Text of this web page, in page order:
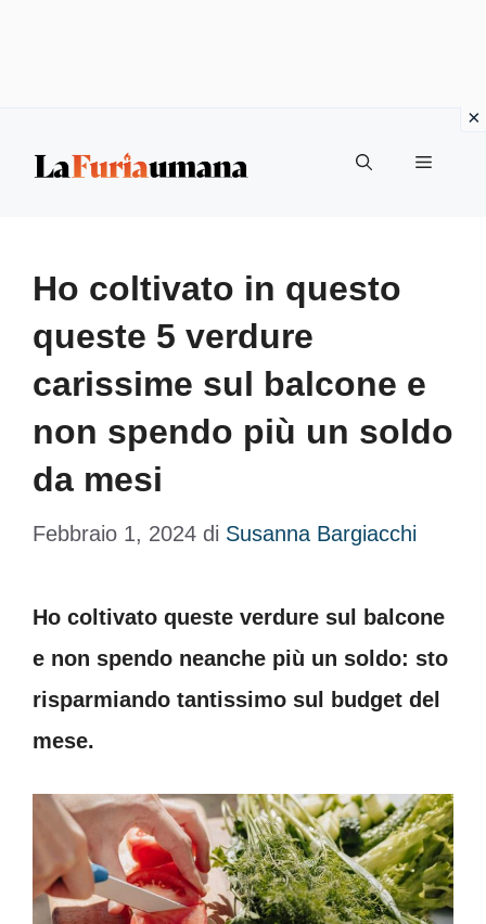
Menu
Ho coltivato in questo
queste 5 verdure
carissime sul balcone e
non spendo più un soldo
da mesi
Febbraio 1, 2024 di Susanna Bargiacchi
Ho coltivato queste verdure sul balcone
e non spendo neanche più un soldo: sto
risparmiando tantissimo sul budget del
mese.